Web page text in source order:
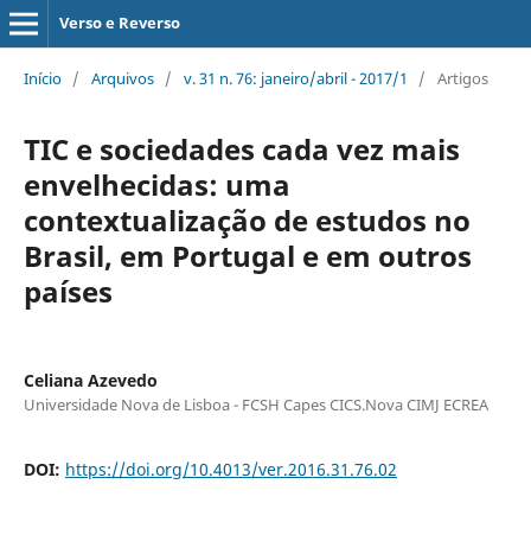
Verso e Reverso
Início / Arquivos / v. 31 n. 76: janeiro/abril - 2017/1 / Artigos
TIC e sociedades cada vez mais
envelhecidas: uma
contextualização de estudos no
Brasil, em Portugal e em outros
países
Celiana Azevedo
Universidade Nova de Lisboa - FCSH Capes CICS.Nova CIMJ ECREA
DOI: https://doi.org/10.4013/ver.2016.31.76.02